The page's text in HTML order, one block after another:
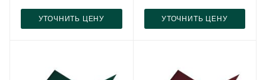
УТОЧНИТЬ ЦЕНУ УТОЧНИТЬ ЦЕНУ